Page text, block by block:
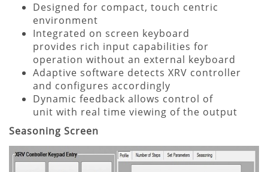
Designed for compact, touch centric
environment
Integrated on screen keyboard
provides rich input capabilities for
operation without an external keyboard
Adaptive software detects XRV controller
and configures accordingly
Dynamic feedback allows control of
unit with real time viewing of the output
Seasoning Screen